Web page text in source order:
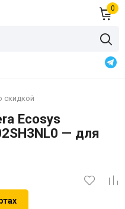
0
скидкой
Ecosys
— для